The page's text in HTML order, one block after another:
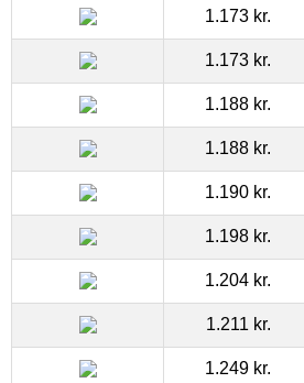
1.173 kr.
1.173 kr.
1.188 kr.
1.188 kr.
1.190 kr.
1.198 kr.
1.204 kr.
1.211 kr.
1.249 kr.